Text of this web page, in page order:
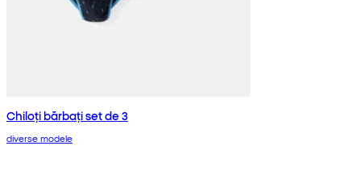
Chiloți bărbați set de 3
diverse modele